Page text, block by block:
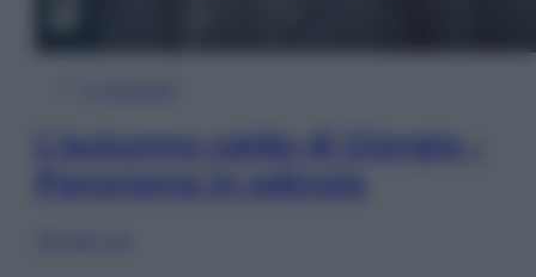
L’autunno caldo di Giorgia –